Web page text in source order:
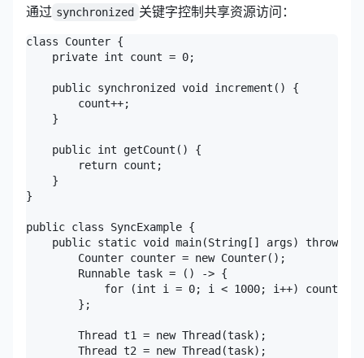
通过 synchronized 关键字控制共享资源访问：
class Counter {
    private int count = 0;
    public synchronized void increment() {
        count++;
    }
    public int getCount() {
        return count;
    }
}
public class SyncExample {
public static void main(String[] args) throws
        Counter counter = new Counter();
        Runnable task = () -> {
for (int i = 0; i < 1000; i++)
        };
        Thread t1 = new Thread(task);
        Thread t2 = new Thread(task);